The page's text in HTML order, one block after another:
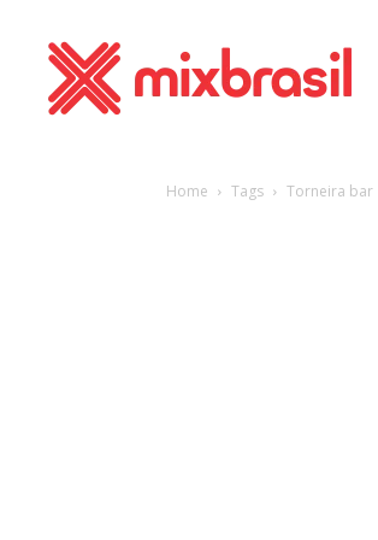
Home Tags Torneira bar